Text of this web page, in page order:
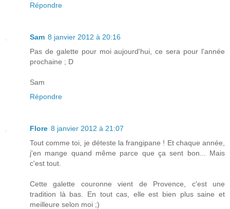
Répondre
Sam 8 janvier 2012 à 20:16
Pas de galette pour moi aujourd'hui, ce sera pour l'année
prochaine ; D
Sam
Répondre
Flore 8 janvier 2012 à 21:07
Tout comme toi, je déteste la frangipane ! Et chaque année,
j'en mange quand même parce que ça sent bon... Mais
c'est tout.
Cette galette couronne vient de Provence, c'est une
tradition là bas. En tout cas, elle est bien plus saine et
meilleure selon moi ;)